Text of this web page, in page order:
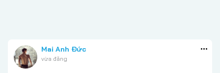
Mai Anh Đức
vừa đăng